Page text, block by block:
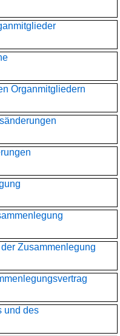
Organmitgliedern
Zusammenlegung
und des